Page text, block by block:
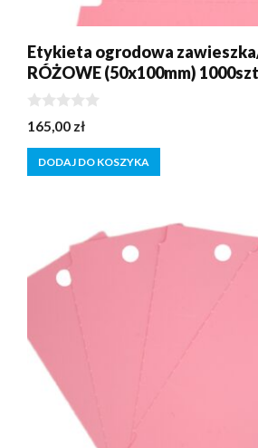
Etykieta ogrodowa
RÓŻOWE (50x100mm) 1000szt
0
z
5
165,00 zł
DODAJ DO KOSZYKA